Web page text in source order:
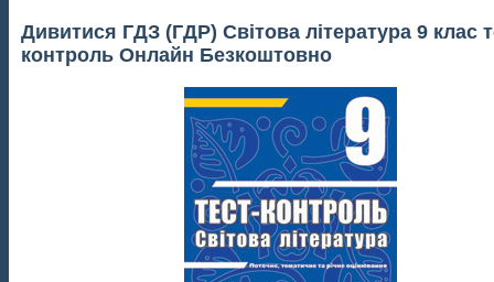
Дивитися ГДЗ (ГДР) Світова література 9 клас
контроль Онлайн Безкоштовно